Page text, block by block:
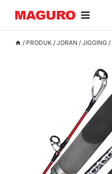
content
/ PRODUK / JORAN / JIGGING /